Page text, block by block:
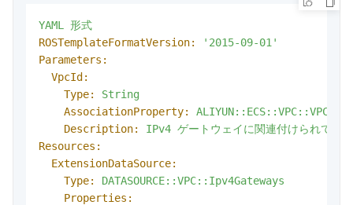
YAML
形式
ROSTemplateFormatVersion:
'2015-09-01'
Parameters:
VpcId:
Type:
String
AssociationProperty:
ALIYUN::ECS::VPC::VPCId
Description:
IPv4 ゲートウェイに関連付けられている
Resources:
ExtensionDataSource:
Type:
DATASOURCE::VPC::Ipv4Gateways
Properties: